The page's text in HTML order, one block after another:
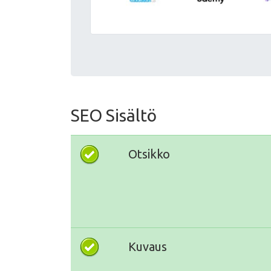
SEO Sisältö
Otsikko
Kuvaus